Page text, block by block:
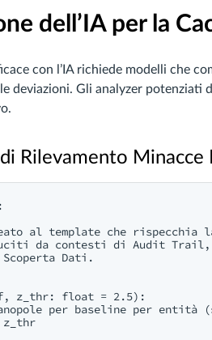
dell’IA per la
con l’IA richiede modelli che
deviazioni. Gli analyzer potenziati
Rilevamento Minacce
al template che rispecchia
da contesti di Audit
Dati.
z_thr: float = 2.5):
per baseline per entità
z_thr